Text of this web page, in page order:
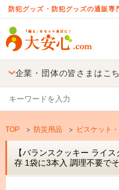
防犯グッズ・防犯グッズの通販専
企業・団体の皆さまはこ
TOP 防災用品 ビスケット
【バランスクッキー ライ
存 1袋に3本入 調理不要で